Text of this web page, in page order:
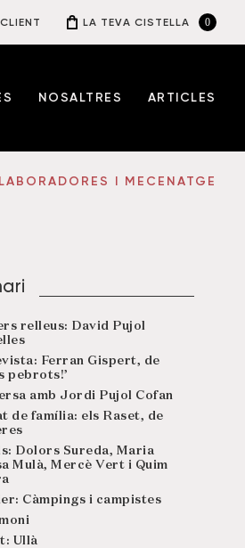
LA TEVA CISTELLA 0
NOSALTRES ARTICLES
I MECENATGE
relleus: David Pujol
Ferran Gispert, de
pebrots!’
amb Jordi Pujol Cofan
de família: els Raset, de
Dolors Sureda, Maria
Mulà, Mercè Vert i Quim
Càmpings i campistes
Ullà